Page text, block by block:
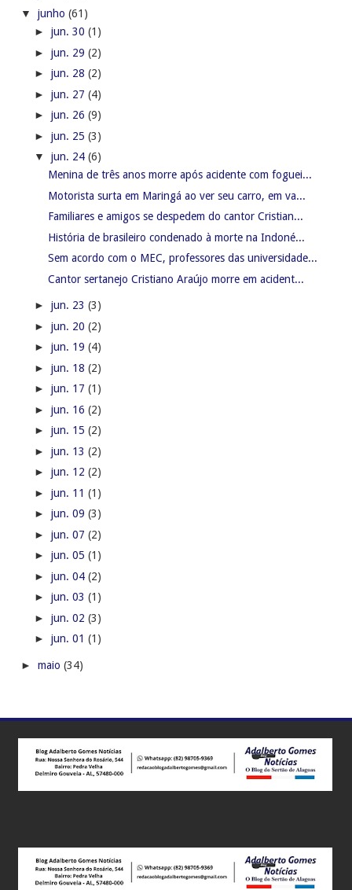
▼ junho (61)
► jun. 30 (1)
► jun. 29 (2)
► jun. 28 (2)
► jun. 27 (4)
► jun. 26 (9)
► jun. 25 (3)
▼ jun. 24 (6)
Menina de três anos morre após acidente com foguei...
Motorista surta em Maringá ao ver seu carro, em va...
Familiares e amigos se despedem do cantor Cristian...
História de brasileiro condenado à morte na Indoné...
Sem acordo com o MEC, professores das universidade...
Cantor sertanejo Cristiano Araújo morre em acident...
► jun. 23 (3)
► jun. 20 (2)
► jun. 19 (4)
► jun. 18 (2)
► jun. 17 (1)
► jun. 16 (2)
► jun. 15 (2)
► jun. 13 (2)
► jun. 12 (2)
► jun. 11 (1)
► jun. 09 (3)
► jun. 07 (2)
► jun. 05 (1)
► jun. 04 (2)
► jun. 03 (1)
► jun. 02 (3)
► jun. 01 (1)
► maio (34)